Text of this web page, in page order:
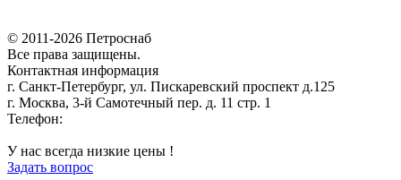
© 2011-2026 Петроснаб
Все права защищены.
Контактная информация
г. Санкт-Петербург, ул. Пискаревский проспект д.125
г. Москва, 3-й Самотечный пер. д. 11 стр. 1
Телефон:
У нас всегда низкие цены !
Задать вопрос